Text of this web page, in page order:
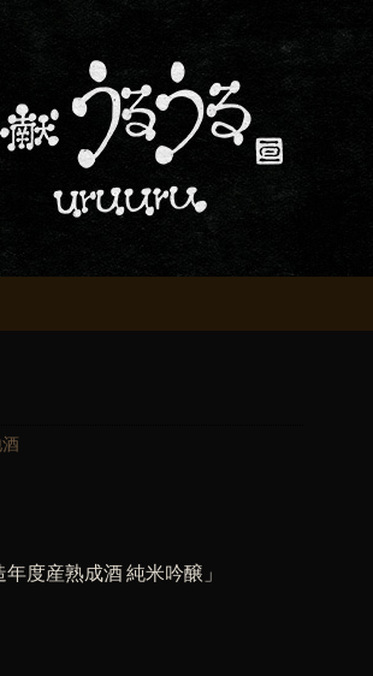
いしい地
ログ
うる」からのお知らせ
度産熟成酒 純米吟醸」